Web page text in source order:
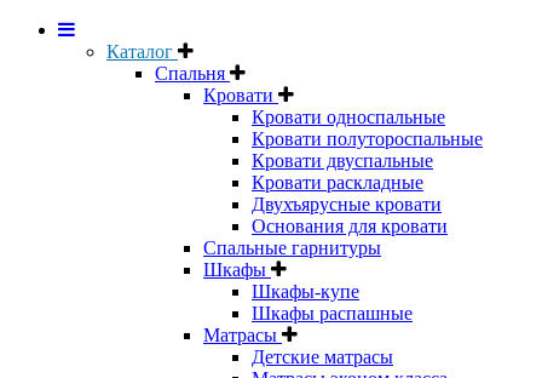
Каталог
Спальня
Кровати
Кровати односпальные
Кровати полутороспальные
Кровати двуспальные
Кровати раскладные
Двухъярусные кровати
Основания для кровати
Спальные гарнитуры
Шкафы
Шкафы-купе
Шкафы распашные
Матрасы
Детские матрасы